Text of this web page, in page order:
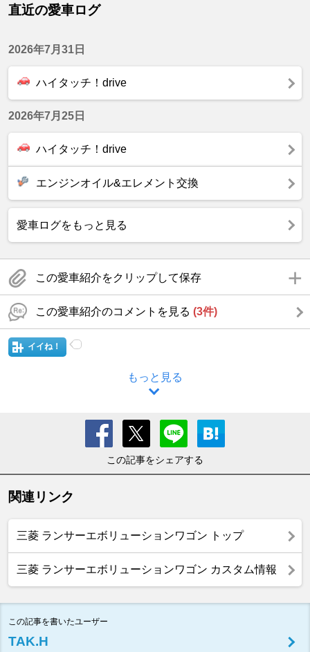
直近の愛車ログ
2026年7月31日
ハイタッチ！drive
2026年7月25日
ハイタッチ！drive
エンジンオイル&エレメント交換
愛車ログをもっと見る
この愛車紹介をクリップして保存
この愛車紹介のコメントを見る (3件)
イイね！
もっと見る
この記事をシェアする
関連リンク
三菱 ランサーエボリューションワゴン トップ
三菱 ランサーエボリューションワゴン カスタム情報
この記事を書いたユーザー
TAK.H